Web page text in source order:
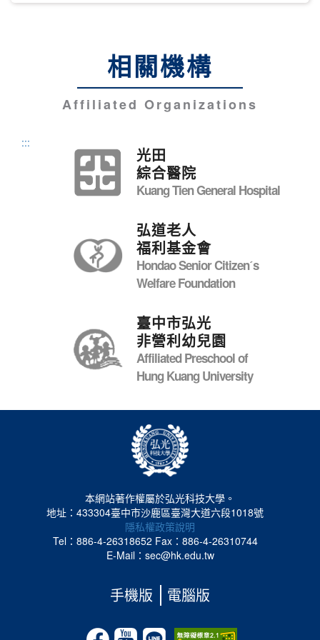
相關機構
Affiliated Organizations
:::
光田
綜合醫院
Kuang Tien General Hospital
弘道老人
福利基金會
Hondao Senior Citizenˊs
Welfare Foundation
臺中市弘光
非營利幼兒園
Affiliated Preschool of
Hung Kuang University
本網站著作權屬於弘光科技大學。
地址：433304臺中市沙鹿區臺灣大道六段1018號
隱私權政策說明
Tel：886-4-26318652 Fax：886-4-26310744
E-Mail：sec@hk.edu.tw
手機版 電腦版